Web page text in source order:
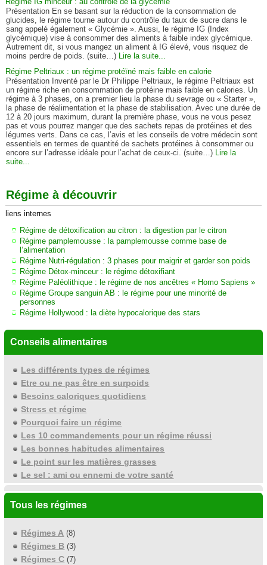
Présentation En se basant sur la réduction de la consommation de
glucides, le régime tourne autour du contrôle du taux de sucre dans le
sang appelé également « Glycémie ». Aussi, le régime IG (Index
glycémique) vise à consommer des aliments à faible index glycémique.
Autrement dit, si vous mangez un aliment à IG élevé, vous risquez de
moins perdre de poids. (suite…) Lire la suite...
Régime Peltriaux : un régime protéïné mais faible en calorie
Présentation Inventé par le Dr Philippe Peltriaux, le régime Peltriaux est
un régime riche en consommation de protéine mais faible en calories. Un
régime à 3 phases, on a premier lieu la phase du sevrage ou « Starter »,
la phase de réalimentation et la phase de stabilisation. Avec une durée de
12 à 20 jours maximum, durant la première phase, vous ne vous pesez
pas et vous pourrez manger que des sachets repas de protéines et des
légumes verts. Dans ce cas, l’avis et les conseils de votre médecin sont
essentiels en termes de quantité de sachets protéines à consommer ou
encore sur l’adresse idéale pour l’achat de ceux-ci. (suite…) Lire la
suite...
Régime à découvrir
liens internes
Régime de détoxification au citron : la digestion par le citron
Régime pamplemousse : la pamplemousse comme base de
l’alimentation
Régime Nutri-régulation : 3 phases pour maigrir et garder son poids
Régime Détox-minceur : le régime détoxifiant
Régime Paléolithique : le régime de nos ancêtres « Homo Sapiens »
Régime Groupe sanguin AB : le régime pour une minorité de
personnes
Régime Hollywood : la diète hypocalorique des stars
Conseils alimentaires
Les différents types de régimes
Etre ou ne pas être en surpoids
Besoins caloriques quotidiens
Stress et régime
Pourquoi faire un régime
Les 10 commandements pour un régime réussi
Les bonnes habitudes alimentaires
Le point sur les matières grasses
Le sel : ami ou ennemi de votre santé
Tous les régimes
Régimes A (8)
Régimes B (3)
Régimes C (7)